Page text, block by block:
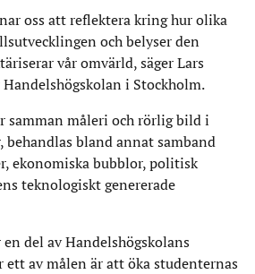
oss att reflektera kring hur olika
och belyser den
vår omvärld, säger Lars
i Stockholm.
samman måleri och rörlig bild i
bland annat samband
ekonomiska bubblor, politisk
teknologiskt genererade
del av Handelshögskolans
av målen är att öka studenternas